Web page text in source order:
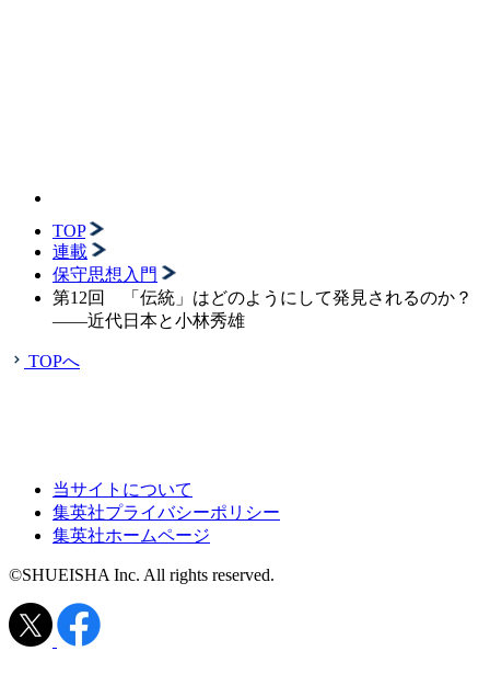
TOP
連載
保守思想入門
第12回 「伝統」はどのようにして発見されるのか？
——近代日本と小林秀雄
TOPへ
当サイトについて
集英社プライバシーポリシー
集英社ホームページ
©SHUEISHA Inc. All rights reserved.